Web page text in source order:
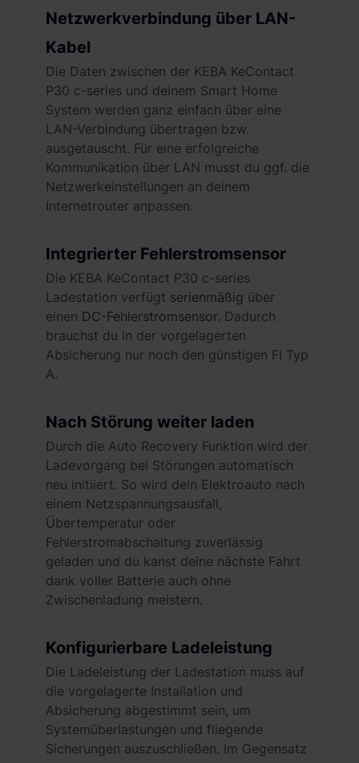
hast oder die sie im Rahmen deiner Nutzung der Dienste
unsererDatenschutzerklärung
Impressum.
Netzwerkverbindung über LAN-
Kabel
Die Daten zwischen der KEBA KeContact
P30 c-series und deinem Smart Home
System werden ganz einfach über eine
LAN-Verbindung übertragen bzw.
ausgetauscht. Für eine erfolgreiche
Kommunikation über LAN musst du ggf. die
Netzwerkeinstellungen an deinem
Internetrouter anpassen.
Integrierter Fehlerstromsensor
Die KEBA KeContact P30 c-series
Ladestation verfügt serienmäßig über
einen DC-Fehlerstromsensor. Dadurch
brauchst du in der vorgelagerten
Absicherung nur noch den günstigen FI Typ
A.
Nach Störung weiter laden
Durch die Auto Recovery Funktion wird der
Ladevorgang bei Störungen automatisch
neu initiiert. So wird dein Elektroauto nach
einem Netzspannungsausfall,
Übertemperatur oder
Fehlerstromabschaltung zuverlässig
geladen und du kanst deine nächste Fahrt
dank voller Batterie auch ohne
Zwischenladung meistern.
Konfigurierbare Ladeleistung
Die Ladeleistung der Ladestation muss auf
die vorgelagerte Installation und
Absicherung abgestimmt sein, um
Systemüberlastungen und fliegende
Sicherungen auszuschließen. Im Gegensatz